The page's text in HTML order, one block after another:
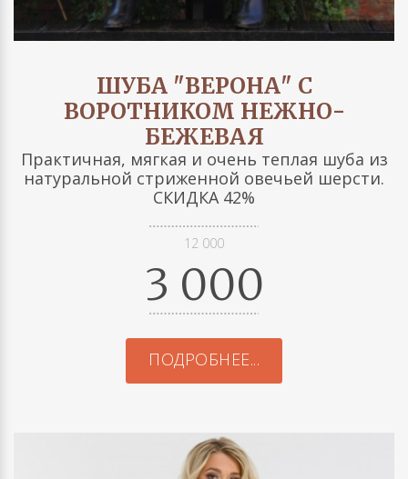
ШУБА "ВЕРОНА" С
ВОРОТНИКОМ НЕЖНО-
БЕЖЕВАЯ
Практичная, мягкая и очень теплая шуба из
натуральной стриженной овечьей шерсти.
СКИДКА 42%
12 000
3 000
ПОДРОБНЕЕ...